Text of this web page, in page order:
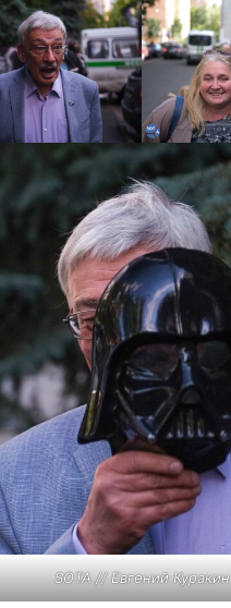
SOTA // Евгений Куракин